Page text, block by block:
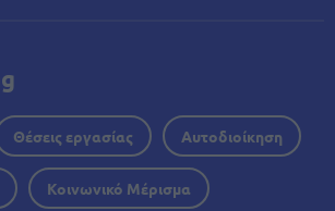
Θέσεις εργασίας Αυτοδιοίκηση
Κοινωνικό Μέρισμα